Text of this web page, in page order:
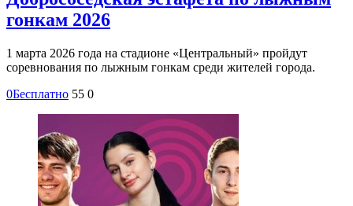
гонкам 2026
1 марта 2026 года на стадионе «Центральный» пройдут
соревнования по лыжным гонкам среди жителей города.
0Бесплатно 55 0